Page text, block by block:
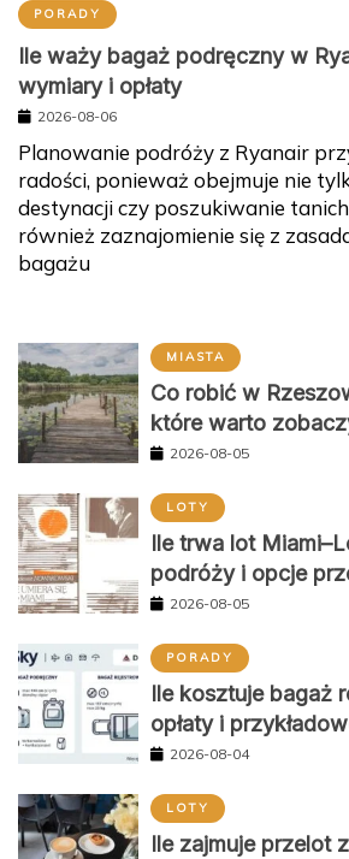
PORADY
Ile waży bagaż podręczny w
wymiary i opłaty
2026-08-06
Planowanie podróży z Ryanair
radości, ponieważ obejmuje nie
destynacji czy poszukiwanie
również zaznajomienie się z
bagażu
MIASTA
Co robić w
które warto
2026-08-05
LOTY
Ile trwa lot
podróży i opcje
2026-08-05
PORADY
Ile kosztuje bagaż
opłaty i
2026-08-04
LOTY
Ile zajmuje przelot